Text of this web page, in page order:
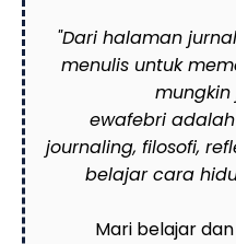
"Dari halaman
menulis untuk
ewafebri
journaling, filosofi,
belajar cara
Mari belajar